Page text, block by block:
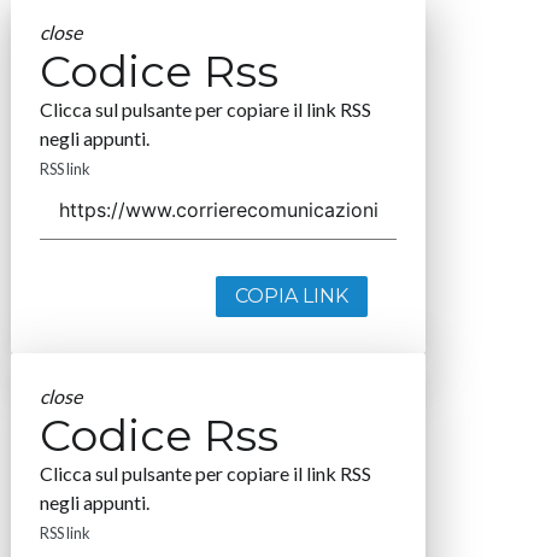
close
Codice Rss
Clicca sul pulsante per copiare il link RSS
negli appunti.
RSS link
COPIA LINK
close
Codice Rss
Clicca sul pulsante per copiare il link RSS
negli appunti.
RSS link